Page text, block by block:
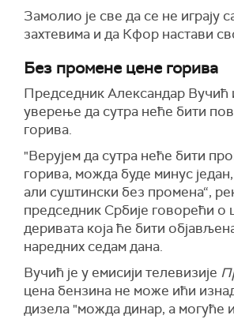
Замолио је све да се не играју
захтевима и да Кфор настави
Без промене цене горива
Председник Александар Вучић
уверење да сутра неће бити
горива.
"Верујем да сутра неће бити
горива, можда буде минус један,
али суштински без промена“,
председник Србије говорећи о
деривата којаће бити објављ
наредних седам дана.
Вучић је у емисији телевизије
цена бензина не може ићи
дизела "можда динар, а могуће